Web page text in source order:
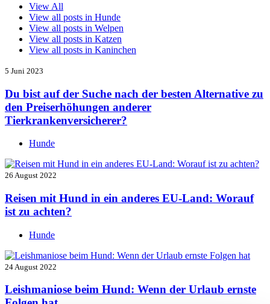
View All
View all posts in Hunde
View all posts in Welpen
View all posts in Katzen
View all posts in Kaninchen
5 Juni 2023
Du bist auf der Suche nach der besten Alternative zu
den Preiserhöhungen anderer
Tierkrankenversicherer?
Hunde
26 August 2022
Reisen mit Hund in ein anderes EU-Land: Worauf
ist zu achten?
Hunde
24 August 2022
Leishmaniose beim Hund: Wenn der Urlaub ernste